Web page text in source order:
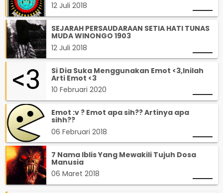
12 Juli 2018
SEJARAH PERSAUDARAAN SETIA HATI TUNAS
MUDA WINONGO 1903
12 Juli 2018
Si Dia Suka Menggunakan Emot <3,Inilah
Arti Emot <3
10 Februari 2020
Emot :v ? Emot apa sih?? Artinya apa
sihh??
06 Februari 2018
7 Nama Iblis Yang Mewakili Tujuh Dosa
Manusia
06 Maret 2018